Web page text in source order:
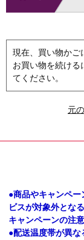
現在、買い物かご
お買い物を続ける
てください。
元
●商品やキャンペ
ビスが対象外とな
キャンペーンの注
●配送温度帯が異な